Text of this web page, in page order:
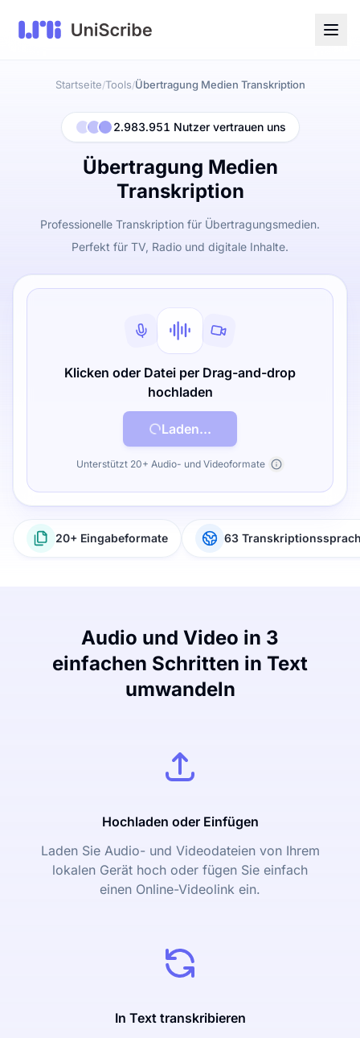
Startseite/Tools/Übertragung Medien Transkription
2.983.951 Nutzer vertrauen uns
Übertragung Medien
Transkription
Professionelle Transkription für Übertragungsmedien.
Perfekt für TV, Radio und digitale Inhalte.
Klicken oder Datei per Drag-and-drop
hochladen
Laden...
Unterstützt 20+ Audio- und Videoformate
20+ Eingabeformate 63
Audio und Video in 3
einfachen Schritten in Text
umwandeln
Hochladen oder Einfügen
Laden Sie Audio- und Videodateien von Ihrem
lokalen Gerät hoch oder fügen Sie einfach
einen Online-Videolink ein.
In Text transkribieren